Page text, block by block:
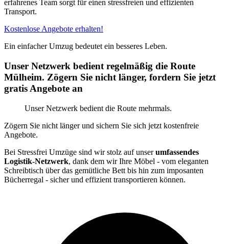
erfahrenes Team sorgt für einen stressfreien und effizienten
Transport.
Kostenlose Angebote erhalten!
Ein einfacher Umzug bedeutet ein besseres Leben.
Unser Netzwerk bedient regelmäßig die Route
Mülheim. Zögern Sie nicht länger, fordern Sie jetzt
gratis Angebote an
Unser Netzwerk bedient die Route mehrmals.
Zögern Sie nicht länger und sichern Sie sich jetzt kostenfreie
Angebote.
Bei Stressfrei Umzüge sind wir stolz auf unserumfassendes
Logistik-Netzwerk, dank dem wir Ihre Möbel - vom eleganten
Schreibtisch über das gemütliche Bett bis hin zum imposanten
Bücherregal - sicher und effizient transportieren können.